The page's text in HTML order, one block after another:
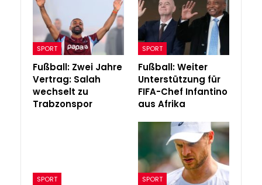
SPORT
Fußball: Zwei Jahre
Vertrag: Salah
wechselt zu
Trabzonspor
SPORT
Fußball: Weiter
Unterstützung für
FIFA-Chef Infantino
aus Afrika
SPORT SPORT